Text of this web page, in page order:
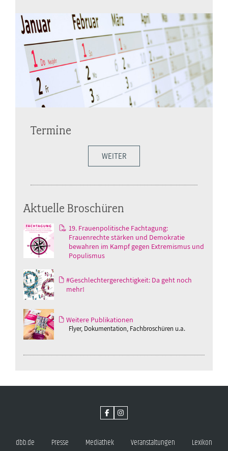
Termine
WEITER
Aktuelle Broschüren
19. Frauenpolitische Fachtagung:
Frauenrechte stärken und Demokratie
bewahren im Kampf gegen Extremismus und
Populismus
#Geschlechtergerechtigkeit: Da geht noch
mehr!
Weitere Publikationen
Flyer, Dokumentation, Fachbroschüren u.a.
dbb.de Presse Mediathek Veranstaltungen Lexikon